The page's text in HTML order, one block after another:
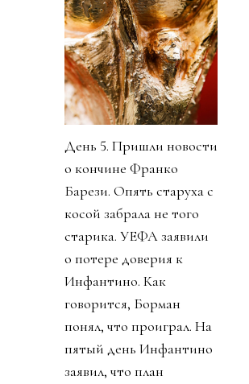
День 5. Пришли новости
о кончине Франко
Барези. Опять старуха с
косой забрала не того
старика. УЕФА заявили
о потере доверия к
Инфантино. Как
говорится, Борман
понял, что проиграл. На
пятый день Инфантино
заявил, что план